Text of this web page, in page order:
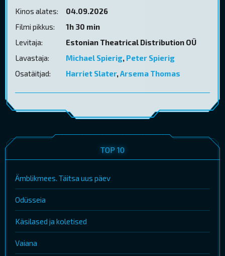
Kinos alates:
04.09.2026
Filmi pikkus:
1h 30 min
Levitaja:
Estonian Theatrical Distribution OÜ
Lavastaja:
Michael Spierig, Peter Spierig
Osatäitjad:
Harriet Slater,Arsema Thomas
TOP 10
Ämblikmees. Täitsa uus päev
Odüsseia
Käsilased ja koletised
Vaiana